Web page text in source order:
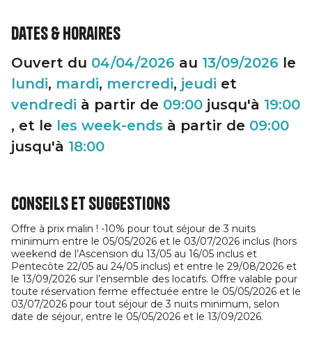
Dates & horaires
Ouvert du 04/04/2026 au 13/09/2026 le
lundi, mardi, mercredi, jeudi et
vendredi à partir de 09:00 jusqu'à 19:00
, et le les week-ends à partir de 09:00
jusqu'à 18:00
Conseils et suggestions
Offre à prix malin ! -10% pour tout séjour de 3 nuits
minimum entre le 05/05/2026 et le 03/07/2026 inclus (hors
weekend de l’Ascension du 13/05 au 16/05 inclus et
Pentecôte 22/05 au 24/05 inclus) et entre le 29/08/2026 et
le 13/09/2026 sur l’ensemble des locatifs. Offre valable pour
toute réservation ferme effectuée entre le 05/05/2026 et le
03/07/2026 pour tout séjour de 3 nuits minimum, selon
date de séjour, entre le 05/05/2026 et le 13/09/2026.